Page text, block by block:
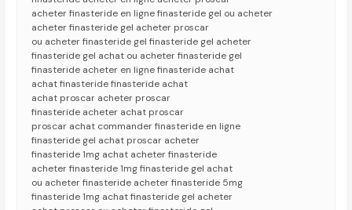
acheter finasteride en ligne finasteride gel ou acheter
acheter finasteride gel acheter proscar
ou acheter finasteride gel finasteride gel acheter
finasteride gel achat ou acheter finasteride gel
finasteride acheter en ligne finasteride achat
achat finasteride finasteride achat
achat proscar acheter proscar
finasteride acheter achat proscar
proscar achat commander finasteride en ligne
finasteride gel achat proscar acheter
finasteride 1mg achat acheter finasteride
acheter finasteride 1mg finasteride gel achat
ou acheter finasteride acheter finasteride 5mg
finasteride 1mg achat finasteride gel acheter